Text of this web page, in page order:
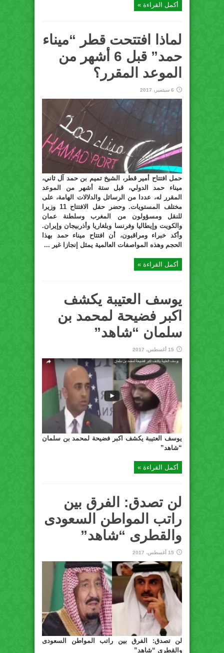
أكمل القراءة »
لماذا افتتحت قطر “ميناء
حمد” قبل 6 أشهر من
الموعد المقرر؟
6 سبتمبر، 2017
حمل افتتاح أمير قطر، الشيخ تميم بن حمد آل ثاني،
ميناء حمد الدولي، قبل ستة أشهر من الموعد
المقرر له، عددا من الرسائل والدلالات الهامة، على
مختلف المستويات. وحضر حفل الافتتاح 11 وزيرا
للنقل ومسؤولون من المغرب وسلطنة عمان
والكويت وإيطاليا وفرنسا وبلغاريا وأذربيجان وإيران.
وأكد خبراء ومراقبون، أن افتتاح ميناء حمد بهذا
الحجم وهذه المواصفات العالمية يمثل إنجازا غير ...
أكمل القراءة »
يوسف العتيبة يكشف
اكبر فضيحة لمحمد بن
سلمان “شاهد”
15 أغسطس، 2017
يوسف العتيبة يكشف اكبر فضيحة لمحمد بن سلمان
“شاهد”
أكمل القراءة »
لن تصدق: الفرق بين
راتب المواطن السعودى
والقطرى “شاهد”
15 أغسطس، 2017
لن تصدق: الفرق بين راتب المواطن السعودى
والقطرى “شاهد”